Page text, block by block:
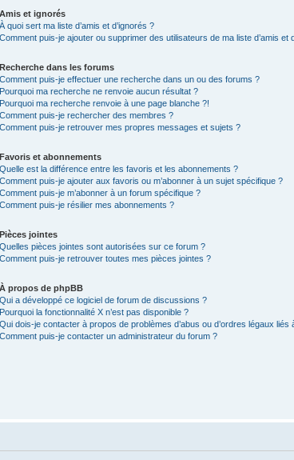
Amis et ignorés
À quoi sert ma liste d’amis et d’ignorés ?
Comment puis-je ajouter ou supprimer des utilisateurs de ma liste d’amis et
Recherche dans les forums
Comment puis-je effectuer une recherche dans un ou des forums ?
Pourquoi ma recherche ne renvoie aucun résultat ?
Pourquoi ma recherche renvoie à une page blanche ?!
Comment puis-je rechercher des membres ?
Comment puis-je retrouver mes propres messages et sujets ?
Favoris et abonnements
Quelle est la différence entre les favoris et les abonnements ?
Comment puis-je ajouter aux favoris ou m’abonner à un sujet spécifique ?
Comment puis-je m’abonner à un forum spécifique ?
Comment puis-je résilier mes abonnements ?
Pièces jointes
Quelles pièces jointes sont autorisées sur ce forum ?
Comment puis-je retrouver toutes mes pièces jointes ?
À propos de phpBB
Qui a développé ce logiciel de forum de discussions ?
Pourquoi la fonctionnalité X n’est pas disponible ?
Qui dois-je contacter à propos de problèmes d’abus ou d’ordres légaux liés
Comment puis-je contacter un administrateur du forum ?